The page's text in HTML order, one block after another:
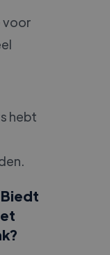
voor
hebt
Biedt